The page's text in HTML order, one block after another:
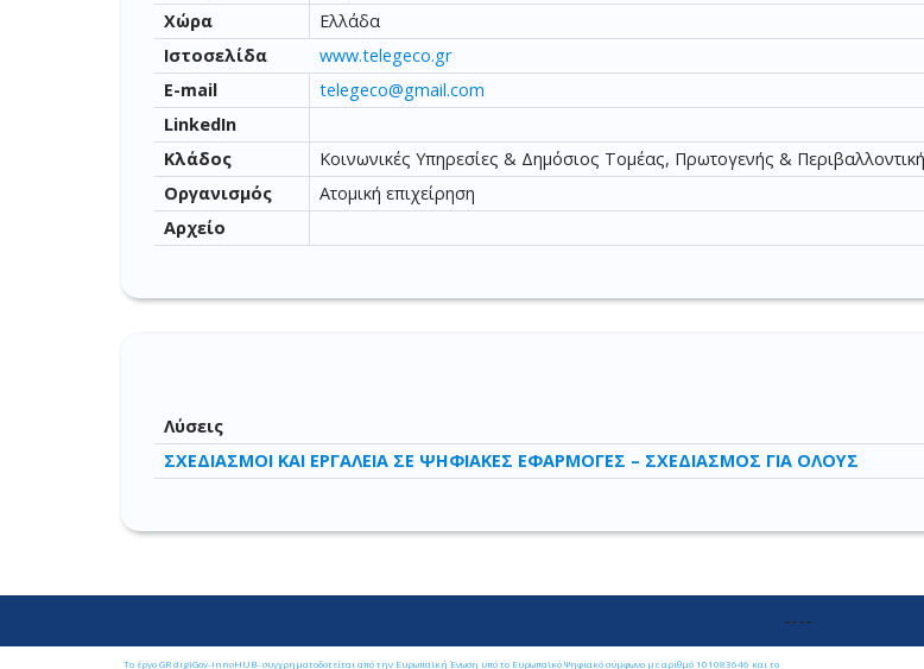
Χώρα
Ελλάδα
Ιστοσελίδα
www.telegeco.gr
E-mail
telegeco@gmail.com
LinkedIn
Κλάδος
Κοινωνικές Υπηρεσίες & Δημόσιος Τομέας, Πρωτογενής &
Οργανισμός
Ατομική επιχείρηση
Αρχείο
Λύσεις
ΣΧΕΔΙΑΣΜΟΙ ΚΑΙ ΕΡΓΑΛΕΙΑ ΣΕ ΨΗΦΙΑΚΕΣ ΕΦΑΡΜΟΓΕΣ – ΣΧΕΔΙΑΣΜΟΣ ΓΙΑ ΟΛΟΥΣ
----
Το έργο GR digiGov-innoHUB- συγχρηματοδοτείται από την Ευρωπαϊκή Ένωση υπό το Ευρωπαϊκό Ψηφιακό σύμφωνο με αριθμό 101083646 και το